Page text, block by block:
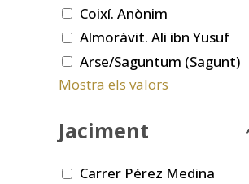
Coixí. Anònim
Almoràvit. Ali ibn Yusuf
Arse/Saguntum (Sagunt)
Mostra els valors
Jaciment
Carrer Pérez Medina